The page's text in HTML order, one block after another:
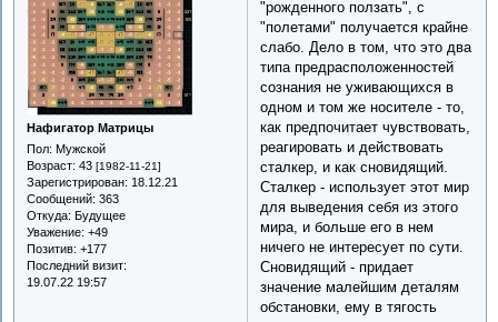
Нафигатор Матрицы
Пол: Мужской
Возраст: 43 [1982-11-21]
Зарегистрирован: 18.12.21
Сообщений: 363
Откуда: Будущее
Уважение: +49
Позитив: +177
Последний визит:
19.07.22 19:57
"рожденного ползать", с
"полетами" получается крайне
слабо. Дело в том, что это два
типа предрасположенностей
сознания не уживающихся в
одном и том же носителе - то,
как предпочитает чувствовать,
реагировать и действовать
сталкер, и как сновидящий.
Сталкер - использует этот мир
для выведения себя из этого
мира, и больше его в нем
ничего не интересует по сути.
Сновидящий - придает
значение малейшим деталям
обстановки, ему в тягость